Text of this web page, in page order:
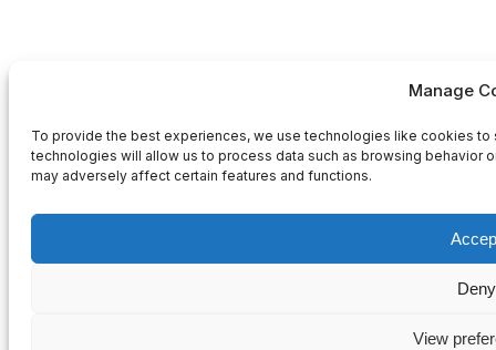
Manage
To provide the best experiences, we use technologies like cookies
technologies will allow us to process data such as browsing behavior
may adversely affect certain features and functions.
Deny
View